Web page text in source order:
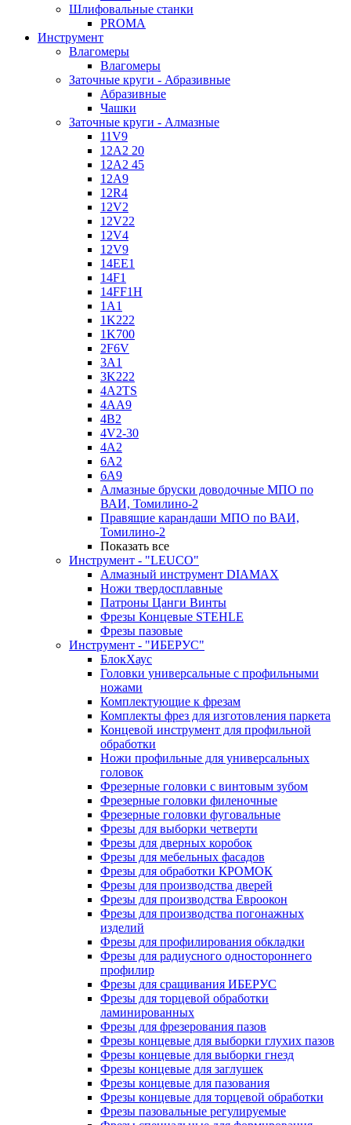
Шлифовальные станки
PROMA
Инструмент
Влагомеры
Влагомеры
Заточные круги - Абразивные
Абразивные
Чашки
Заточные круги - Алмазные
11V9
12A2 20
12A2 45
12A9
12R4
12V2
12V22
12V4
12V9
14EE1
14F1
14FF1H
1A1
1K222
1K700
2F6V
3A1
3K222
4A2TS
4AA9
4B2
4V2-30
4А2
6A2
6A9
Алмазные бруски доводочные МПО по
ВАИ, Томилино-2
Правящие карандаши МПО по ВАИ,
Томилино-2
Показать все
Инструмент - "LEUCO"
Алмазный инструмент DIAMAX
Ножи твердосплавные
Патроны Цанги Винты
Фрезы Концевые STEHLE
Фрезы пазовые
Инструмент - "ИБЕРУС"
БлокХаус
Головки универсальные с профильными
ножами
Комплектующие к фрезам
Комплекты фрез для изготовления паркета
Концевой инструмент для профильной
обработки
Ножи профильные для универсальных
головок
Фрезерные головки с винтовым зубом
Фрезерные головки филеночные
Фрезерные головки фуговальные
Фрезы для выборки четверти
Фрезы для дверных коробок
Фрезы для мебельных фасадов
Фрезы для обработки КРОМОК
Фрезы для производства дверей
Фрезы для производства Евроокон
Фрезы для производства погонажных
изделий
Фрезы для профилирования обкладки
Фрезы для радиусного одностороннего
профилир
Фрезы для сращивания ИБЕРУС
Фрезы для торцевой обработки
ламинированных
Фрезы для фрезерования пазов
Фрезы концевые для выборки глухих пазов
Фрезы концевые для выборки гнезд
Фрезы концевые для заглушек
Фрезы концевые для пазования
Фрезы концевые для торцевой обработки
Фрезы пазовальные регулируемые